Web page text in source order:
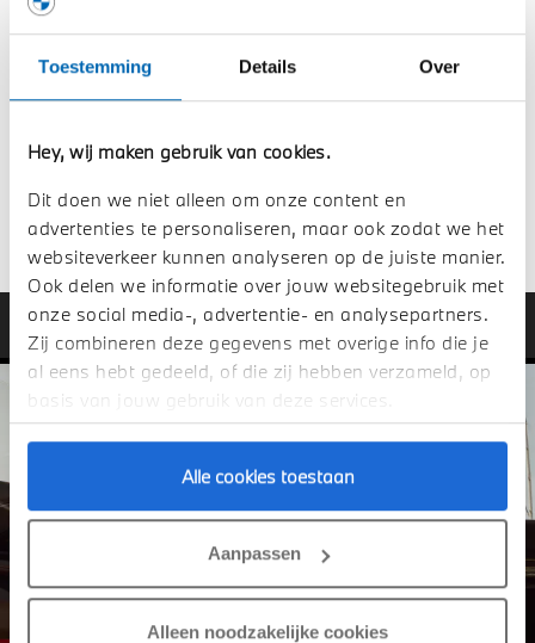
Toestemming Details Over
Hey, wij maken gebruik van cookies.
Dit doen we niet alleen om onze content en
advertenties te personaliseren, maar ook zodat we het
websiteverkeer kunnen analyseren op de juiste manier.
Ook delen we informatie over jouw websitegebruik met
onze social media-, advertentie- en analysepartners.
Zij combineren deze gegevens met overige info die je
al eens hebt gedeeld, of die zij hebben verzameld, op
basis van jouw gebruik van deze services.
Alle cookies toestaan
Aanpassen
Alleen noodzakelijke cookies
START DE PRIVATE LEASE
CALCULATOR.
Bereken het Private Lease bedrag voor uw BMW 2 Serie
Bereken hier